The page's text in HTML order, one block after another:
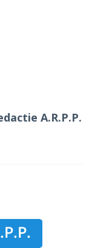
A.R.P.P.